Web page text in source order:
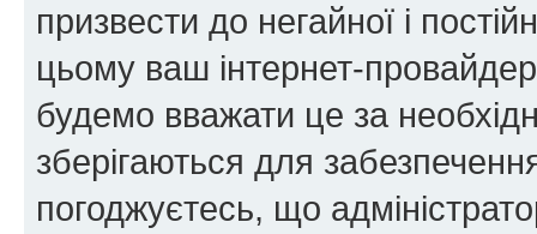
призвести до негайної і
цьому ваш інтернет-
будемо вважати це за
зберігаються для
погоджуєтесь, що